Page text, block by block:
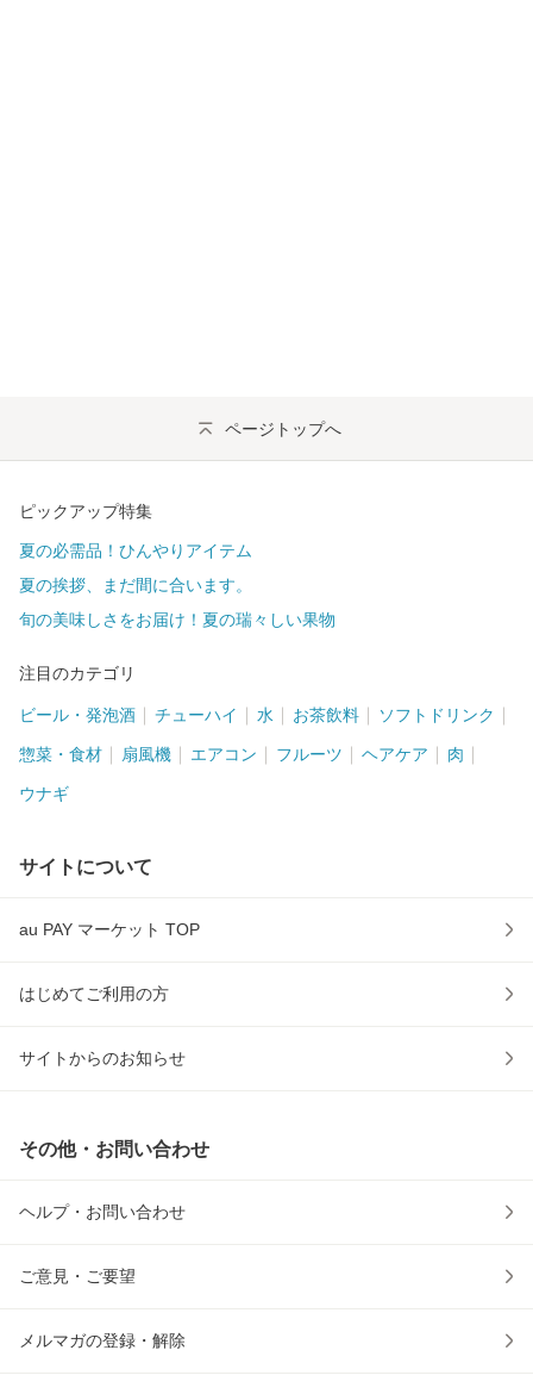
ページトップへ
ピックアップ特集
夏の必需品！ひんやりアイテム
夏の挨拶、まだ間に合います。
旬の美味しさをお届け！夏の瑞々しい果物
注目のカテゴリ
ビール・発泡酒 チューハイ 水 お茶飲料 ソフトドリンク
惣菜・食材 扇風機 エアコン フルーツ ヘアケア 肉
ウナギ
サイトについて
au PAY マーケット TOP
はじめてご利用の方
サイトからのお知らせ
その他・お問い合わせ
ヘルプ・お問い合わせ
ご意見・ご要望
メルマガの登録・解除